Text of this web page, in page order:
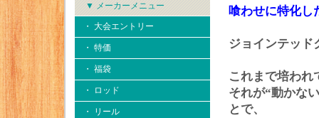
▼ メーカーメニュー
・ 大会エントリー
・ 特価
・ 福袋
・ ロッド
・ リール
喰わせに特化し
ジョインテッ
これまで培われ
それが“動かな
とで、